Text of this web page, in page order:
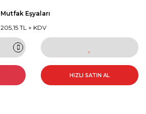
Mutfak Eşyaları
205,15 TL + KDV
HIZLI SATIN AL